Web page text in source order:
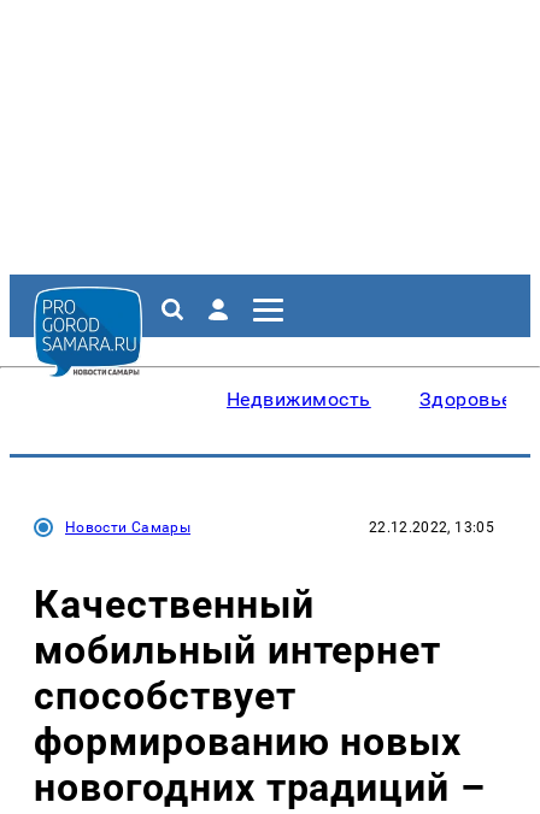
Недвижимость Здоровье
Новости Самары 22.12.2022, 13:05
Качественный
мобильный интернет
способствует
формированию новых
новогодних традиций –